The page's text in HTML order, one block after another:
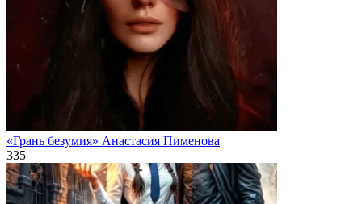
«Грань безумия» Анастасия Пименова
335